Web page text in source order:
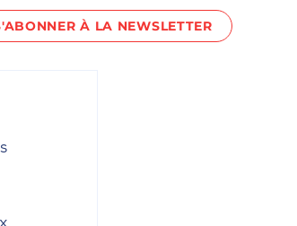
À LA NEWSLETTER